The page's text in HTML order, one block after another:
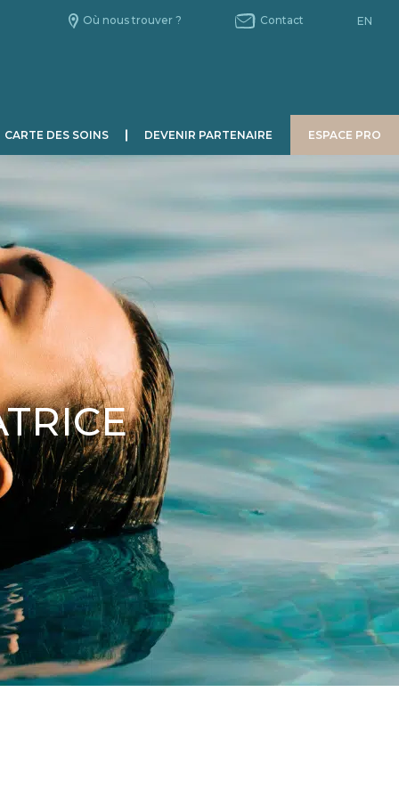
Où nous trouver ? Contact EN
HOMME CHRONOBIOLOGIE
Le Jour.
La Nuit.
CARTE DES SOINS DEVENIR PARTENAIRE ESPACE PRO